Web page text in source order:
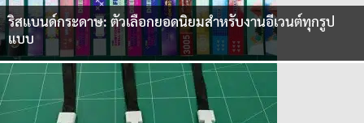
ริสแบนด์กระดาษ: ตัวเลือกยอดนิยมสำหรับงานอีเวนต์ทุกรูป
แบบ